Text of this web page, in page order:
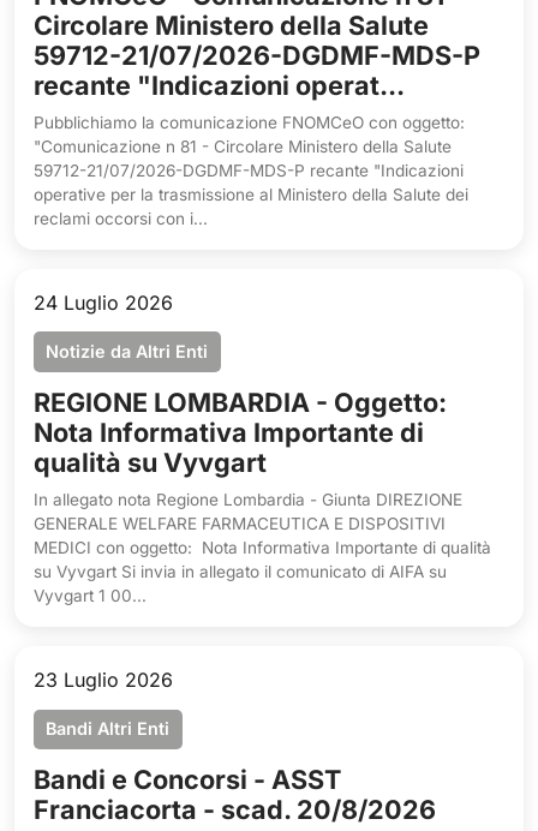
Circolare Ministero della Salute
59712-21/07/2026-DGDMF-MDS-P
recante "Indicazioni operat...
Pubblichiamo la comunicazione FNOMCeO con oggetto:
"Comunicazione n 81 - Circolare Ministero della Salute
59712-21/07/2026-DGDMF-MDS-P recante "Indicazioni
operative per la trasmissione al Ministero della Salute dei
reclami occorsi con i...
24 Luglio 2026
Notizie da Altri Enti
REGIONE LOMBARDIA - Oggetto:
Nota Informativa Importante di
qualità su Vyvgart
In allegato nota Regione Lombardia - Giunta DIREZIONE
GENERALE WELFARE FARMACEUTICA E DISPOSITIVI
MEDICI con oggetto: Nota Informativa Importante di qualità
su Vyvgart Si invia in allegato il comunicato di AIFA su
Vyvgart 1 00...
23 Luglio 2026
Bandi Altri Enti
Bandi e Concorsi - ASST
Franciacorta - scad. 20/8/2026